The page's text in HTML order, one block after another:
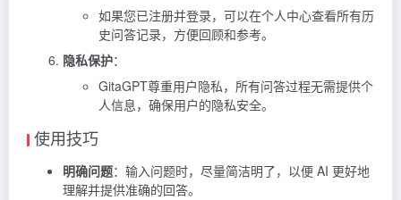
如果您已注册并登录，可以在个人中心查看所有历
史问答记录，方便回顾和参考。
隐私保护：
GitaGPT尊重用户隐私，所有问答过程无需提供个
人信息，确保用户的隐私安全。
使用技巧
明确问题：输入问题时，尽量简洁明了，以便 AI 更好地
理解并提供准确的回答。